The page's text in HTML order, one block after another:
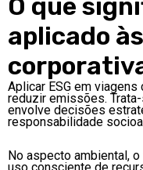
O que
aplicado
Aplicar ESG em
reduzir emissões.
envolve decisões
responsabilidade
No aspecto ambiental,